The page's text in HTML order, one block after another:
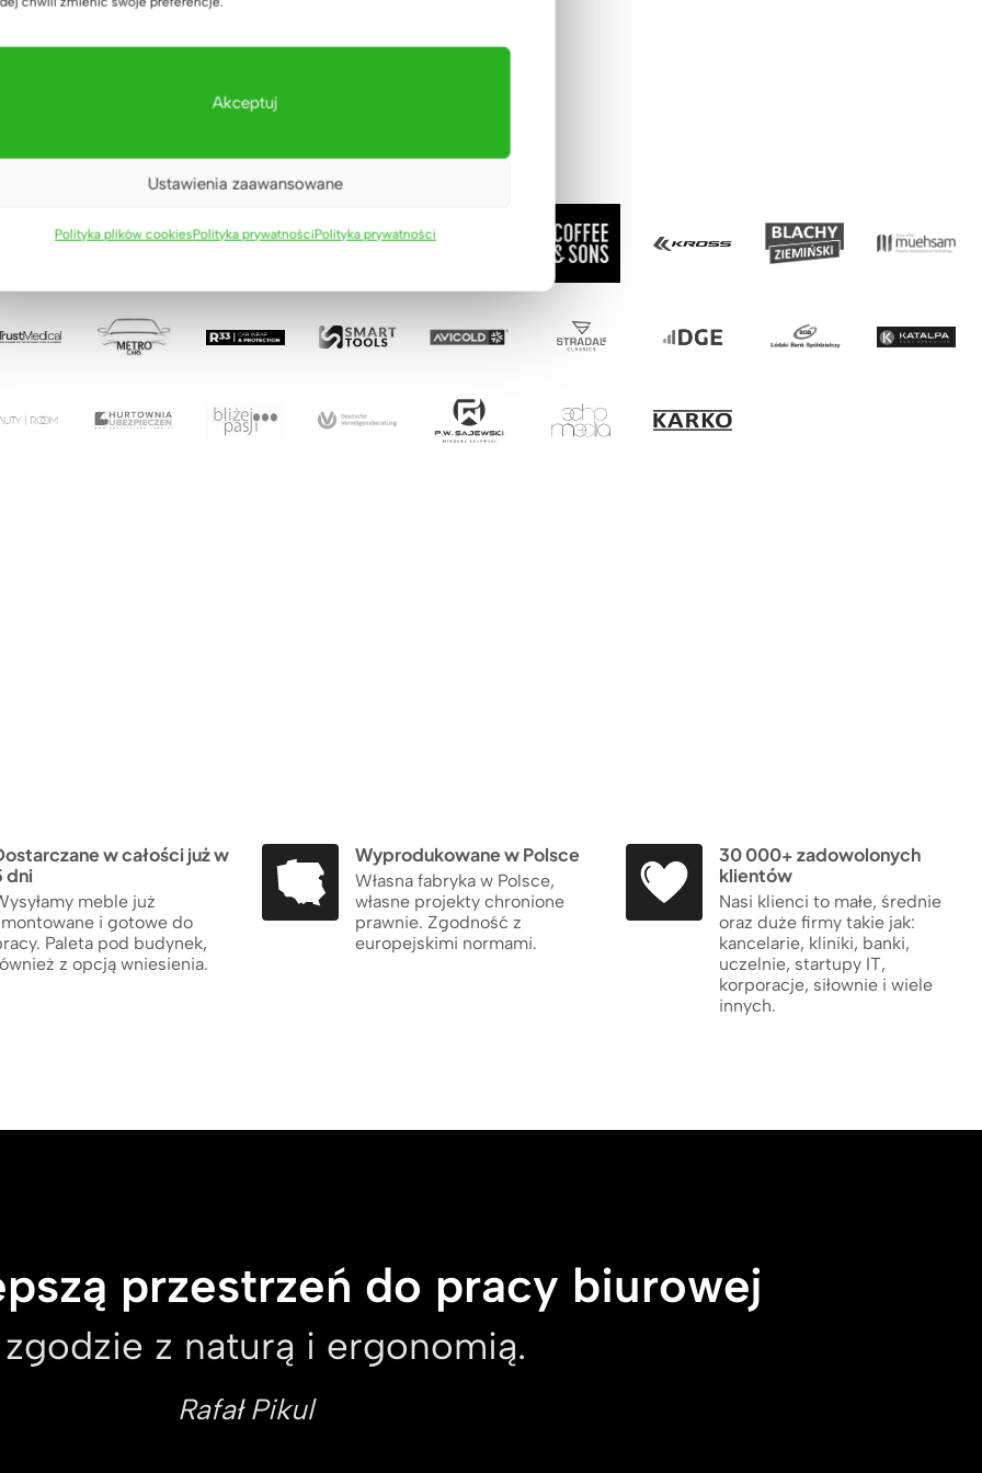
Akceptuj
Ustawienia zaawansowane
Polityka plików cookiesPolityka prywatnościPolityka prywatności
w całości już w
dni
meble już
i gotowe do
Paleta pod budynek,
z opcją wniesienia.
Wyprodukowane w Polsce
Własna fabryka w Polsce,
własne projekty chronione
prawnie. Zgodność z
europejskimi normami.
30 000+ zadowolonych
klientów
Nasi klienci to małe, średnie
oraz duże firmy takie jak:
kancelarie, kliniki, banki,
uczelnie, startupy IT,
korporacje, siłownie i wiele
innych.
przestrzeń do pracy biurowej
z naturą i ergonomią.
Rafał Pikul